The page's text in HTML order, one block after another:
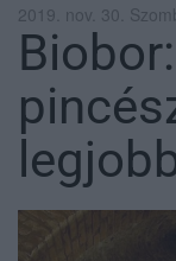
2019. nov. 30.